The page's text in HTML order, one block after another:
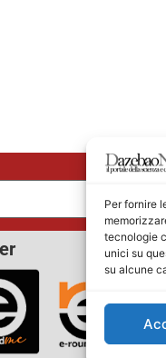
Per fornire
tecnologie
unici su
su alcune